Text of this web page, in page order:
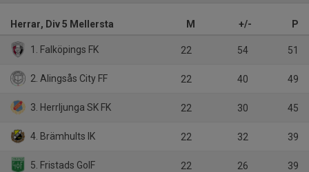
Herrar, Div 5 Mellersta M +/- P
1. Falköpings FK 22 54 51
2. Alingsås City FF 22 40 49
3. Herrljunga SK FK 22 30 45
4. Brämhults IK 22 32 39
5. Fristads GoIF 22 26 39